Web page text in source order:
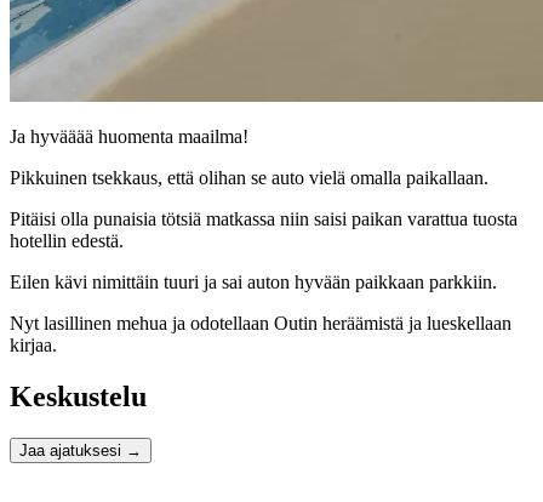
Ja hyvääää huomenta maailma!
Pikkuinen tsekkaus, että olihan se auto vielä omalla paikallaan.
Pitäisi olla punaisia tötsiä matkassa niin saisi paikan varattua tuosta
hotellin edestä.
Eilen kävi nimittäin tuuri ja sai auton hyvään paikkaan parkkiin.
Nyt lasillinen mehua ja odotellaan Outin heräämistä ja lueskellaan
kirjaa.
Keskustelu
Jaa ajatuksesi →